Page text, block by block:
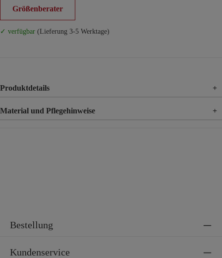
Größenberater
✓ verfügbar (Lieferung 3-5 Werktage)
Produktdetails +
Material und Pflegehinweise +
Bestellung
Kundenservice